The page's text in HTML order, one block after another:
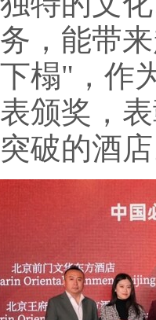
，能带
榻"，作
颁奖，
破的酒